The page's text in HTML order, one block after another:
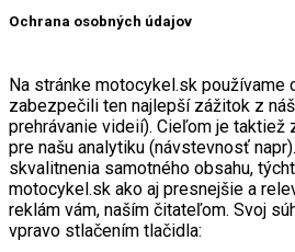
Ochrana osobných údajov
Na stránke motocykel.sk používame
zabezpečili ten najlepší zážitok z
prehrávanie videií). Cieľom je taktiež
pre našu analytiku (návstevnosť
skvalitnenia samotného obsahu,
motocykel.sk ako aj presnejšie a
reklám vám, naším čitateľom. Svoj
vpravo stlačením tlačidla: